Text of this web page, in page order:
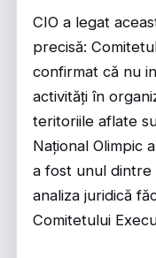
CIO a legat
precisă:
confirmat că nu
activități în
teritoriile aflate
Național Olimpic
a fost unul
analiza juridică
Comitetului